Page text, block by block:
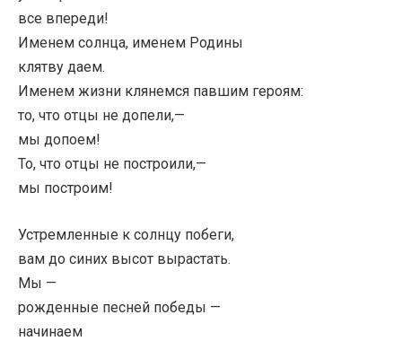
все впереди!
Именем солнца, именем Родины
клятву даем.
Именем жизни клянемся павшим героям:
то, что отцы не допели,—
мы допоем!
То, что отцы не построили,—
мы построим!
Устремленные к солнцу побеги,
вам до синих высот вырастать.
Мы —
рожденные песней победы —
начинаем